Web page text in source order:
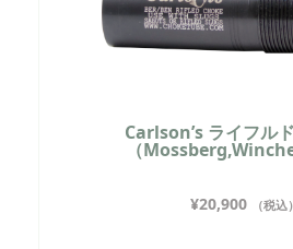
Carlson’s ライフル
（
¥20,900 （税込）